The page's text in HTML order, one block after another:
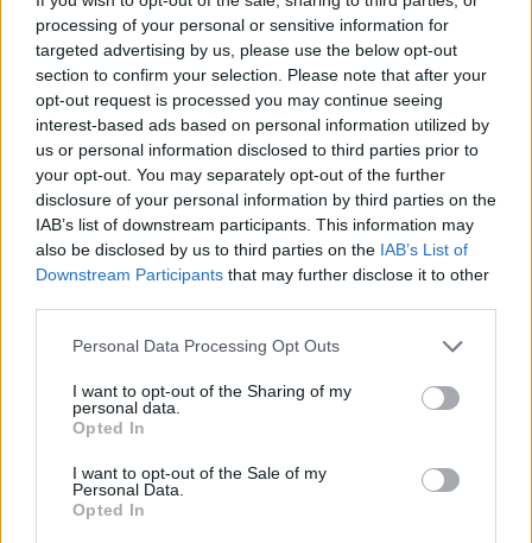
processing of your personal or sensitive information for
targeted advertising by us, please use the below opt-out
section to confirm your selection. Please note that after your
opt-out request is processed you may continue seeing
interest-based ads based on personal information utilized by
us or personal information disclosed to third parties prior to
your opt-out. You may separately opt-out of the further
disclosure of your personal information by third parties on the
IAB’s list of downstream participants. This information may
also be disclosed by us to third parties on the IAB’s List of
Downstream Participants that may further disclose it to other
Personal Data Processing Opt Outs
I want to opt-out of the Sharing of my
personal data.
Opted In
I want to opt-out of the Sale of my
Personal Data.
Opted In
alkoivat – kohderyhmä
julkistettiin
VIIHDEUUTISET
Tanssii Tähtien Kanssa -tanssiparit
paljastettiin – Vappu Pimiä jätti
suosikkiohjelman